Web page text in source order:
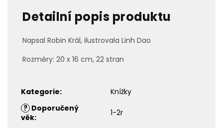
Detailní popis produktu
Napsal Robin Král, ilustrovala Linh Dao
Rozměry: 20 x 16 cm, 22 stran
Kategorie:
Knížky
? Doporučený
věk: 1-2r